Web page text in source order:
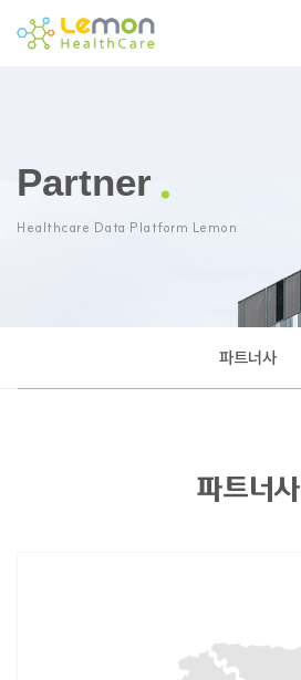
Partner
Healthcare Data Platform Lemon
파트너사
파트너사